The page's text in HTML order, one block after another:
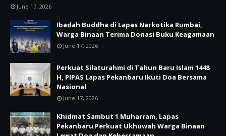
June 17, 2026
Ibadah Buddha di Lapas Narkotika Rumbai,
Warga Binaan Terima Donasi Buku Keagamaan
June 17, 2026
Perkuat Silaturahmi di Tahun Baru Islam 1448
H, PIPAS Lapas Pekanbaru Ikuti Doa Bersama
Nasional
June 17, 2026
Khidmat Sambut 1 Muharram, Lapas
Pekanbaru Perkuat Ukhuwah Warga Binaan